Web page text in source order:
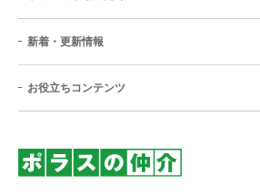
新着・更新情報
お役立ちコンテンツ